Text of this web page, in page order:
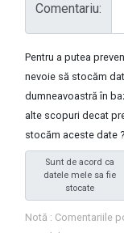
Comentariu:
Pentru a putea
nevoie să stocăm
dumneavoastră în
alte scopuri decat
stocăm aceste date ?
Sunt de acord ca
datele mele sa fie
stocate
Notă : Comentariile